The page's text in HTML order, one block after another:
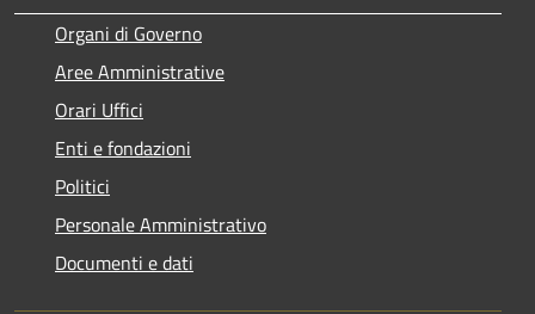
Organi di Governo
Aree Amministrative
Orari Uffici
Enti e fondazioni
Politici
Personale Amministrativo
Documenti e dati